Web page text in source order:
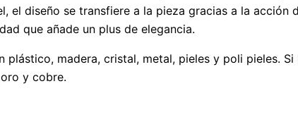
el diseño se transfiere a la pieza gracias a la
que añade un plus de elegancia.
plástico, madera, cristal, metal, pieles y poli pieles.
y cobre.